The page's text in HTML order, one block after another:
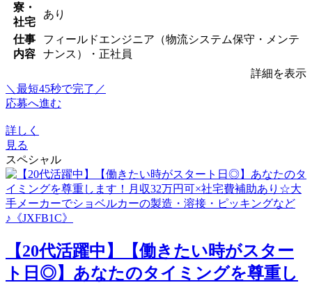
寮・
社宅
あり
仕事
内容
フィールドエンジニア（物流システム保守・メンテ
ナンス）・正社員
詳細を表示
＼最短45秒で完了／
応募へ進む
詳しく
見る
スペシャル
【20代活躍中】【働きたい時がスター
ト日◎】あなたのタイミングを尊重し